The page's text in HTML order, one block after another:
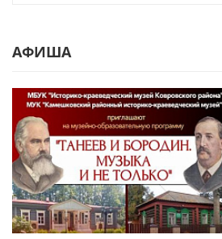
АФИША